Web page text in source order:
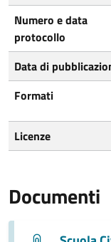
Numero e data
protocollo
Data di
Formati
Licenze
Documenti